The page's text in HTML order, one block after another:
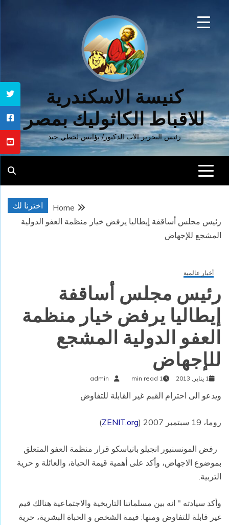
كنيسة الاسكندرية
للاقباط الكاثوليك بمصر
رئيس التحرير الاب الدكتور/ يؤانس لحظي جيد
اخترنا لك
Home
رئيس مجلس أساقفة إيطاليا يرفض خيار منظمة العفو الدولية
المشجع للإجهاض
أخبار عالمية
رئيس مجلس أساقفة
إيطاليا يرفض خيار منظمة
العفو الدولية المشجع
للإجهاض
1 يناير, 2013 1 min read
admin
ويدعو الى احترام القبم غير القابلة للتفاوض
روما، 19 سبتمبر 2007 ( ZENIT.org
)
رفض المونسنيور انجيلو بانياسكو قرار منظمة العفو المتعلق
بموضوع الاجهاض، وأكد على أهمية قيمة الحياة، والعائلة و حرية
التربية.
وأكد سيادته " انه بين مسلماتنا التاريخية والاجتماعية هنالك قيم
غير قابلة للتفاوض ومنها: فيمة الشخص و الحباة البشرية، حرية